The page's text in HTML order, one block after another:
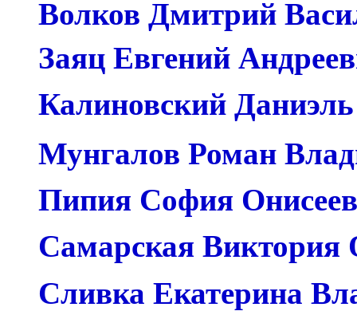
Волков Дмитрий
Заяц Евгений
Калиновский
Мунгалов Роман
Пипия София
Самарская Виктория
Сливка Екатерина